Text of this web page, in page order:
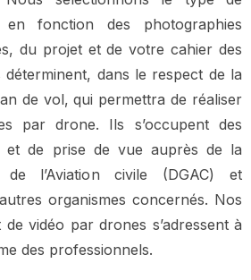
fonction des photographies
du projet et de votre cahier des
dans le respect de la
de vol, qui permettra de réaliser
par drone. Ils s’occupent des
et de prise de vue auprès de la
de l’Aviation civile (DGAC) et
organismes concernés. Nos
vidéo par drones s’adressent à
des professionnels.